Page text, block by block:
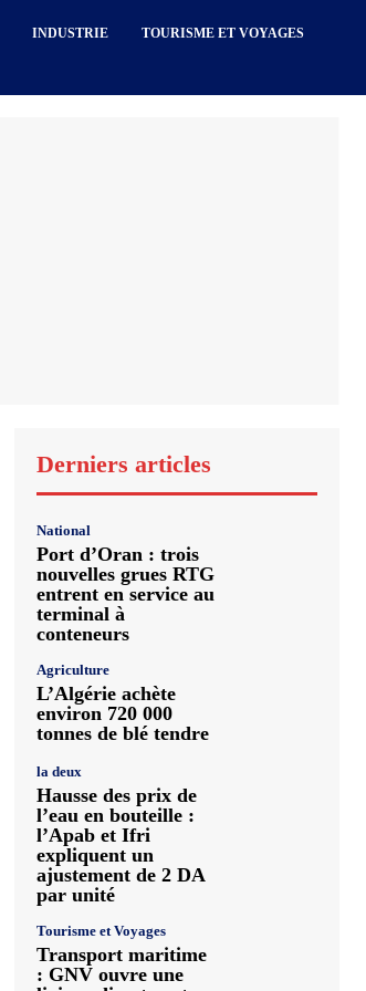
INDUSTRIE TOURISME ET VOYAGES
Derniers articles
National
Port d’Oran : trois
nouvelles grues RTG
entrent en service au
terminal à
conteneurs
Agriculture
L’Algérie achète
environ 720 000
tonnes de blé tendre
la deux
Hausse des prix de
l’eau en bouteille :
l’Apab et Ifri
expliquent un
ajustement de 2 DA
par unité
Tourisme et Voyages
Transport maritime
: GNV ouvre une